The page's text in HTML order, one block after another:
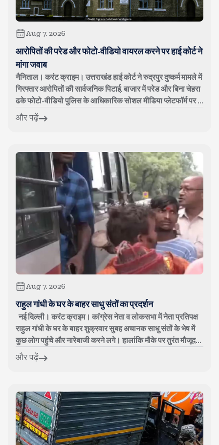
Aug 7, 2026
आरोपितों की परेड और फोटो-वीडियो वायरल करने पर हाई कोर्ट ने
मांगा जवाब
नैनिताल। करंट क्राइम। उत्तराखंड हाई कोर्ट ने रुद्रपुर दुष्कर्म मामले में
गिरफ्तार आरोपितों की सार्वजनिक पिटाई, बाजार में परेड और बिना चेहरा
ढके फोटो-वीडियो पुलिस के आधिकारिक सोशल मीडिया प्लेटफॉर्म पर ...
और पढ़ें
Aug 7, 2026
राहुल गांधी के घर के बाहर साधु संतों का प्रदर्शन
नई दिल्ली। करंट क्राइम। कांग्रेस नेता व लोकसभा में नेता प्रतिपक्ष
राहुल गांधी के घर के बाहर शुक्रवार सुबह अचानक साधु संतों के भेष में
कुछ लोग पहुंचे और नारेबाजी करने लगे। हालांकि मौके पर तुरंत मौजूद...
और पढ़ें